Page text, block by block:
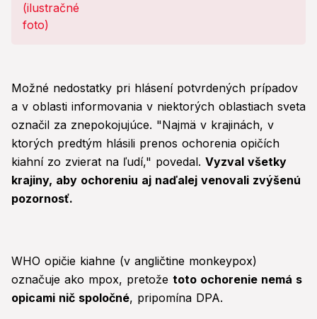
Možné nedostatky pri hlásení potvrdených prípadov
a v oblasti informovania v niektorých oblastiach sveta
označil za znepokojujúce. "Najmä v krajinách, v
ktorých predtým hlásili prenos ochorenia opičích
kiahní zo zvierat na ľudí," povedal. Vyzval všetky
krajiny, aby ochoreniu aj naďalej venovali zvýšenú
pozornosť.
WHO opičie kiahne (v angličtine monkeypox)
označuje ako mpox, pretože toto ochorenie nemá s
opicami nič spoločné, pripomína DPA.